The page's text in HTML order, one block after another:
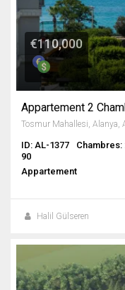
€110,000
ID: AL-1377 Chambres:
90
Appartement
Halil Gülseren